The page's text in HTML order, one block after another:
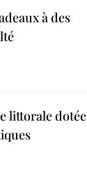
à des
littorale dotée